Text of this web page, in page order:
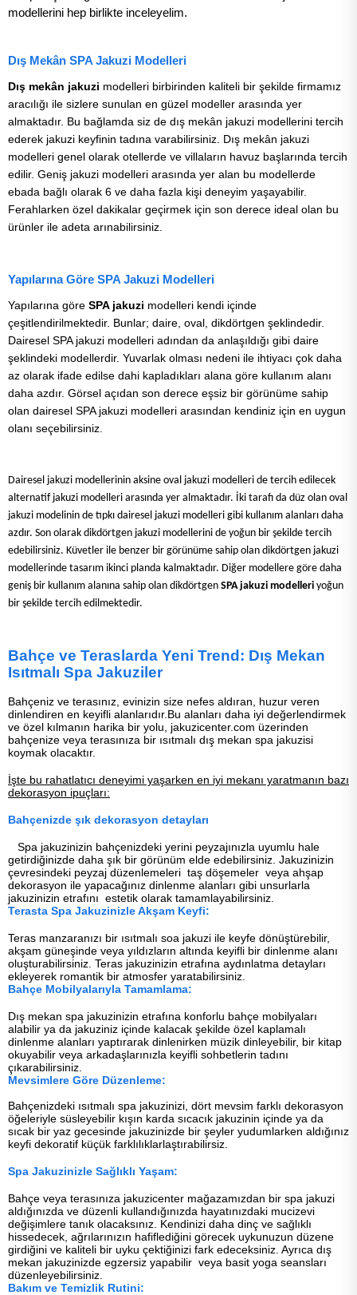
modellerini hep birlikte inceleyelim.
Dış Mekân SPA Jakuzi Modelleri
Dış mekân jakuzi modelleri birbirinden kaliteli bir şekilde firmamız
aracılığı ile sizlere sunulan en güzel modeller arasında yer
almaktadır. Bu bağlamda siz de dış mekân jakuzi modellerini tercih
ederek jakuzi keyfinin tadına varabilirsiniz. Dış mekân jakuzi
modelleri genel olarak otellerde ve villaların havuz başlarında tercih
edilir. Geniş jakuzi modelleri arasında yer alan bu modellerde
ebada bağlı olarak 6 ve daha fazla kişi deneyim yaşayabilir.
Ferahlarken özel dakikalar geçirmek için son derece ideal olan bu
ürünler ile adeta arınabilirsiniz.
Yapılarına Göre SPA Jakuzi Modelleri
Yapılarına göre SPA jakuzi modelleri kendi içinde
çeşitlendirilmektedir. Bunlar; daire, oval, dikdörtgen şeklindedir.
Dairesel SPA jakuzi modelleri adından da anlaşıldığı gibi daire
şeklindeki modellerdir. Yuvarlak olması nedeni ile ihtiyacı çok daha
az olarak ifade edilse dahi kapladıkları alana göre kullanım alanı
daha azdır. Görsel açıdan son derece eşsiz bir görünüme sahip
olan dairesel SPA jakuzi modelleri arasından kendiniz için en uygun
olanı seçebilirsiniz.
Dairesel jakuzi modellerinin aksine oval jakuzi modelleri de tercih edilecek
alternatif jakuzi modelleri arasında yer almaktadır. İki tarafı da düz olan oval
jakuzi modelinin de tıpkı dairesel jakuzi modelleri gibi kullanım alanları daha
azdır. Son olarak dikdörtgen jakuzi modellerini de yoğun bir şekilde tercih
edebilirsiniz. Küvetler ile benzer bir görünüme sahip olan dikdörtgen jakuzi
modellerinde tasarım ikinci planda kalmaktadır. Diğer modellere göre daha
geniş bir kullanım alanına sahip olan dikdörtgen SPA jakuzi modelleri yoğun
bir şekilde tercih edilmektedir.
Bahçe ve Teraslarda Yeni Trend: Dış Mekan
Isıtmalı Spa Jakuziler
Bahçeniz ve terasınız, evinizin size nefes aldıran, huzur veren
dinlendiren en keyifli alanlarıdır.Bu alanları daha iyi değerlendirmek
ve özel kılmanın harika bir yolu, jakuzicenter.com üzerinden
bahçenize veya terasınıza bir ısıtmalı dış mekan spa jakuzisi
koymak olacaktır.
İşte bu rahatlatıcı deneyimi yaşarken en iyi mekanı yaratmanın bazı
dekorasyon ipuçları:
Bahçenizde şık dekorasyon detayları
Spa jakuzinizin bahçenizdeki yerini peyzajınızla uyumlu hale
getirdiğinizde daha şık bir görünüm elde edebilirsiniz. Jakuzinizin
çevresindeki peyzaj düzenlemeleri taş döşemeler veya ahşap
dekorasyon ile yapacağınız dinlenme alanları gibi unsurlarla
jakuzinizin etrafını estetik olarak tamamlayabilirsiniz.
Terasta Spa Jakuzinizle Akşam Keyfi:
Teras manzaranızı bir ısıtmalı soa jakuzi ile keyfe dönüştürebilir,
akşam güneşinde veya yıldızların altında keyifli bir dinlenme alanı
oluşturabilirsiniz. Teras jakuzinizin etrafına aydınlatma detayları
ekleyerek romantik bir atmosfer yaratabilirsiniz.
Bahçe Mobilyalarıyla Tamamlama:
Dış mekan spa jakuzinizin etrafına konforlu bahçe mobilyaları
alabilir ya da jakuziniz içinde kalacak şekilde özel kaplamalı
dinlenme alanları yaptırarak dinlenirken müzik dinleyebilir, bir kitap
okuyabilir veya arkadaşlarınızla keyifli sohbetlerin tadını
çıkarabilirsiniz.
Mevsimlere Göre Düzenleme:
Bahçenizdeki ısıtmalı spa jakuzinizi, dört mevsim farklı dekorasyon
öğeleriyle süsleyebilir kışın karda sıcacık jakuzinin içinde ya da
sıcak bir yaz gecesinde jakuzinizde bir şeyler yudumlarken aldığınız
keyfi dekoratif küçük farklılıklarlaştırabilirsiz.
Spa Jakuzinizle Sağlıklı Yaşam:
Bahçe veya terasınıza jakuzicenter mağazamızdan bir spa jakuzi
aldığınızda ve düzenli kullandığınızda hayatınızdaki mucizevi
değişimlere tanık olacaksınız. Kendinizi daha dinç ve sağlıklı
hissedecek, ağrılarınızın hafiflediğini görecek uykunuzun düzene
girdiğini ve kaliteli bir uyku çektiğinizi fark edeceksiniz. Ayrıca dış
mekan jakuzinizde egzersiz yapabilir veya basit yoga seansları
düzenleyebilirsiniz.
Bakım ve Temizlik Rutini: